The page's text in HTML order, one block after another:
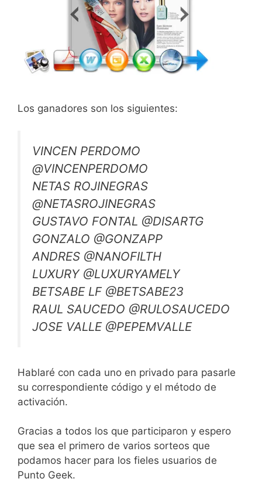
Los ganadores son los siguientes:
VINCEN PERDOMO
@VINCENPERDOMO
NETAS ROJINEGRAS
@NETASROJINEGRAS
GUSTAVO FONTAL @DISARTG
GONZALO @GONZAPP
ANDRES @NANOFILTH
LUXURY @LUXURYAMELY
BETSABE LF @BETSABE23
RAUL SAUCEDO @RULOSAUCEDO
JOSE VALLE @PEPEMVALLE
Hablaré con cada uno en privado para pasarle
su correspondiente código y el método de
activación.
Gracias a todos los que participaron y espero
que sea el primero de varios sorteos que
podamos hacer para los fieles usuarios de
Punto Geek.